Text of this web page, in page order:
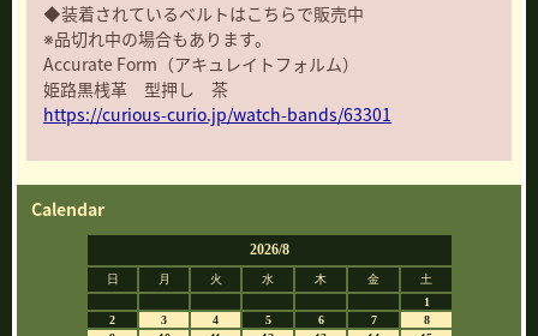
◆装着されているベルトはこちらで販売中
※品切れ中の場合もあります。
Accurate Form（アキュレイトフォルム）
姫路黒桟革 型押し 茶
https://curious-curio.jp/watch-bands/63301
Calendar